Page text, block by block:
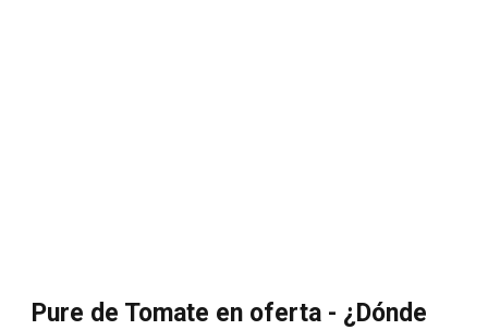
Pure de Tomate en oferta - ¿Dónde